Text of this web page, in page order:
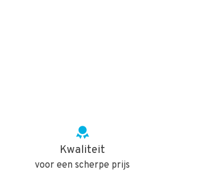
Kwaliteit
voor een scherpe prijs